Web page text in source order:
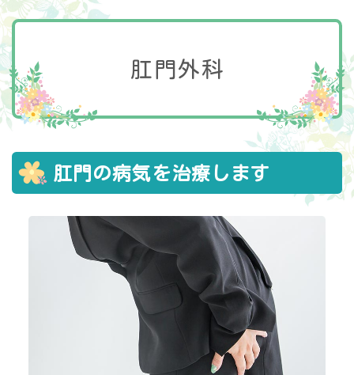
肛門外科
肛門の病気を治療します